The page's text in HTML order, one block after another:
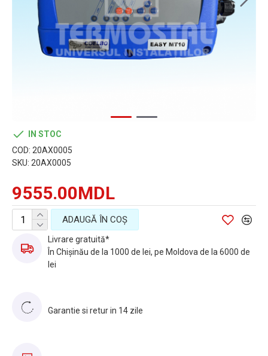
9555.00MDL
IN STOC
COD: 20AX0005
SKU: 20AX0005
ADAUGĂ ÎN COŞ
Livrare gratuită*
În Chișinău de la 1000 de lei, pe Moldova de la 6000 de
lei
Garantie si retur in 14 zile